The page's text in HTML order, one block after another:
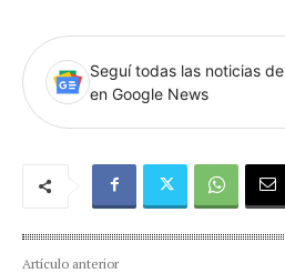
Seguí todas las noticias de
en Google News
Artículo anterior